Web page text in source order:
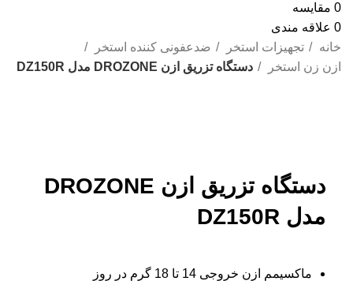
0 مقایسه
0 علاقه مندی
خانه
تجهیزات استخر
ضدعفونی کننده استخر
ازن زن استخر
دستگاه تزریق ازن DROZONE مدل DZ150R
دستگاه تزریق ازن DROZONE
مدل DZ150R
ماکسیمم ازن خروجی 14 تا 18 گرم در روز